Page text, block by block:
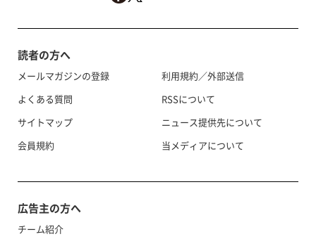
読者の方へ
メールマガジンの登録
よくある質問
サイトマップ
会員規約
利用規約／外部送信
RSSについて
ニュース提供先について
当メディアについて
広告主の方へ
チーム紹介